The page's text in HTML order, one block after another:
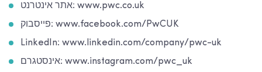
אתר אינטרנט: www.pwc.co.uk
פייסבוק: www.facebook.com/PwCUK
LinkedIn: www.linkedin.com/company/pwc-uk
אינסטגרם: www.instagram.com/pwc_uk